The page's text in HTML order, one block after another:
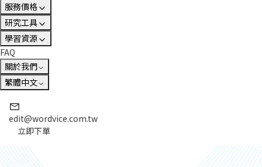
服務價格
研究工具
學習資源
FAQ
關於我們
繁體中文
edit@wordvice.com.tw
立即下單